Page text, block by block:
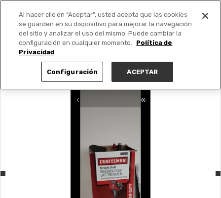
PUBLICA GRATIS +
Al hacer clic en “Aceptar”, usted acepta que las cookies
se guarden en su dispositivo para mejorar la navegación
del sitio y analizar el uso del mismo. Puede cambiar la
configuración en cualquier momento.
Política de
Privacidad
Configuración ACEPTAR